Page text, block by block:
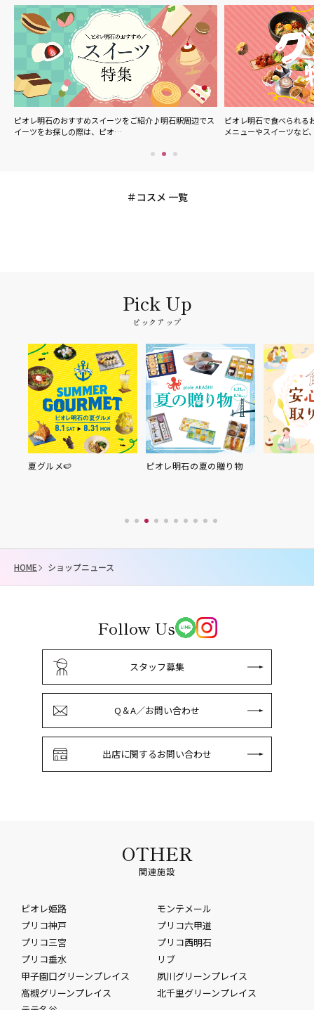
ピオレ明石のおすすめスイーツをご紹介♪明石駅周辺でス
イーツをお探しの際は、ピオ…
ピオレ明石で食べられる
メニューやスイーツなど
コスメ 一覧
ピックアップ
夏グルメ🍉 ピオレ明石の夏の贈り物
HOME ショップニュース
Follow Us
スタッフ募集
Q＆A／お問い合わせ
出店に関するお問い合わせ
OTHER
関連施設
ピオレ姫路
モンテメール
プリコ神戸
プリコ六甲道
プリコ三宮
プリコ西明石
プリコ垂水
リブ
甲子園口グリーンプレイス
夙川グリーンプレイス
高槻グリーンプレイス
北千里グリーンプレイス